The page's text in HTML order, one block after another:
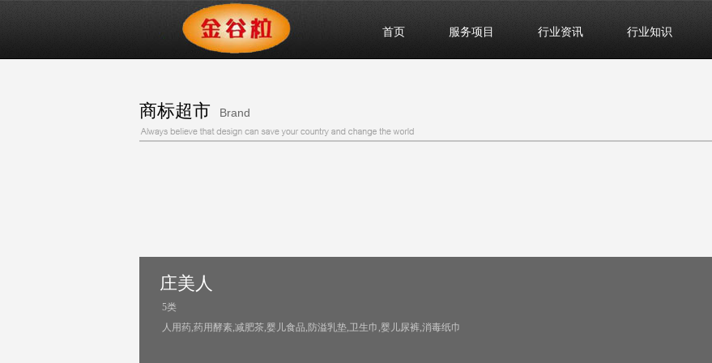
首页 服务项目 行业资讯 行业知识
商标超市 Brand
庄美人
5类
人用药,药用酵素,减肥茶,婴儿食品,防溢乳垫,卫生巾,婴儿尿裤,消毒纸巾